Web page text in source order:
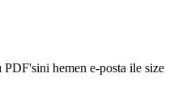
hemen e-posta ile size